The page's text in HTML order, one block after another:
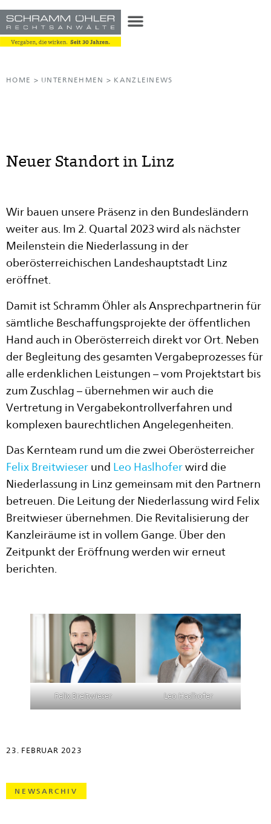
HOME > UNTERNEHMEN > KANZLEINEWS
Neuer Standort in Linz
Wir bauen unsere Präsenz in den Bundesländern
weiter aus. Im 2. Quartal 2023 wird als nächster
Meilenstein die Niederlassung in der
oberösterreichischen Landeshauptstadt Linz
eröffnet.
Damit ist Schramm Öhler als Ansprechpartnerin für
sämtliche Beschaffungsprojekte der öffentlichen
Hand auch in Oberösterreich direkt vor Ort. Neben
der Begleitung des gesamten Vergabeprozesses für
alle erdenklichen Leistungen – vom Projektstart bis
zum Zuschlag – übernehmen wir auch die
Vertretung in Vergabekontrollverfahren und
komplexen baurechtlichen Angelegenheiten.
Das Kernteam rund um die zwei Oberösterreicher
Felix Breitwieser und Leo Haslhofer wird die
Niederlassung in Linz gemeinsam mit den Partnern
betreuen. Die Leitung der Niederlassung wird Felix
Breitwieser übernehmen. Die Revitalisierung der
Kanzleiräume ist in vollem Gange. Über den
Zeitpunkt der Eröffnung werden wir erneut
berichten.
Felix Breitwieser Leo Haslhofer
23. FEBRUAR 2023
NEWSARCHIV